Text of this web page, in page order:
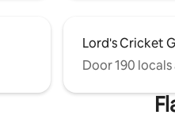
Lord's Cricket
Door 190